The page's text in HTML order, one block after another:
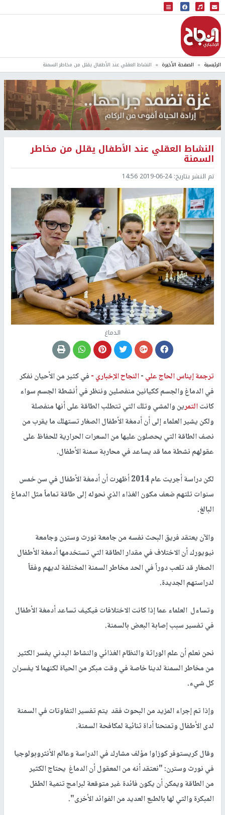
البث المباشر
إذاعة النجاح
الرئيسية الصفحة الأخيرة النشاط العقلي عند الأطفال يقلل من مخاطر السمنة
النشاط العقلي عند الأطفال يقلل من مخاطر
السمنة
تم النشر بتاريخ:2019-06-24 14:56
الدماغ
ترجمة إيناس الحاج علي-النجاح الإخباري -في كثير من الأحيان نفكر
في الدماغ والجسم ككيانين منفصلين وننظر في أنشطة الجسم سواء
كانتالتمرين والمشي وتلك التي تتطلب الطاقة على أنها منفصلة
ولكن يشير العلماء إلى أن أدمغة الأطفال الصغار تستهلك ما يقرب من
نصف الطاقة التي يحصلون عليها من السعرات الحرارية للحفاظ على
عقولهم نشطة مما قد يساعد في محاربة سمنة الأطفال.
لكن دراسة أجريت عام 2014 أظهرت أن أدمغة الأطفال في سن خمس
سنوات تلتهم ضعف مكون الغذاء الذي نحوله إلى طاقة تماماً مثل الدماغ
البالغ.
والآن يعتقد فريق البحث نفسه من جامعة نورث وسترن وجامعة
نيويورك أن الاختلاف في مقدار الطاقة التي تستخدمها أدمغة الأطفال
الصغار قد تلعب دوراً في الحد مخاطر السمنة المختلفة لديهم وفقاً
لدراستهم الجديدة.
وتساءل العلماء عما إذا كانت الاختلافات فيكيف تساعد أدمغة الأطفال
في تفسير سبب إصابة البعض بالسمنة.
نحن نعلم أن علم الوراثة والنظام الغذائي والنشاط البدني يفسر الكثير
من مخاطر السمنة لدينا خاصة في وقت مبكر من الحياة لكنهما لا يفسران
كل شيء.
وإذا تم إجراء المزيد من البحوث فقد يتم تفسير التفاوتات في السمنة
لدى الأطفال وتمنحنا أداة ثنائية لمكافحة السمنة.
وقال كريستوفر كوزاوا مؤلف مشارك في الدراسة وعالم الأنثروبولوجيا
في نورث وسترن: "نعتقد أنه من المعقول أن الدماغ يحتاج الكثير
من الطاقة ويمكن أن يكون فائدة غير متوقعة لبرامج تنمية الطفل
المبكرة والتي لها بالطبع العديد من الفوائد الأخرى".